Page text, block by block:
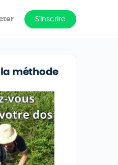
S'inscrire
méthode